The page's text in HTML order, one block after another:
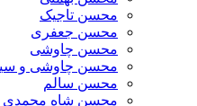
محسن تاجیک
محسن جعفری
محسن چاوشی
محسن چاوشی و
محسن سالم
محسن شاه محمدی